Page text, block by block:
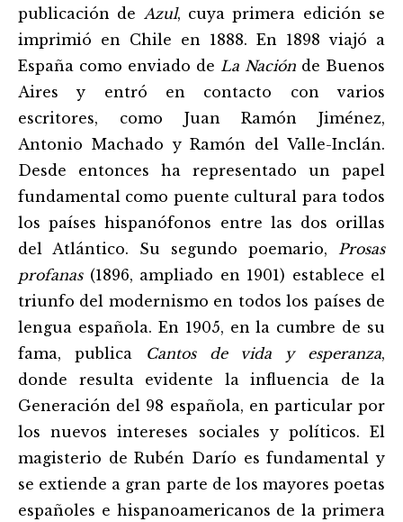
publicación de Azul, cuya primera edición se
imprimió en Chile en 1888. En 1898 viajó a
España como enviado de La Nación de Buenos
Aires y entró en contacto con varios
escritores, como Juan Ramón Jiménez,
Antonio Machado y Ramón del Valle-Inclán.
Desde entonces ha representado un papel
fundamental como puente cultural para todos
los países hispanófonos entre las dos orillas
del Atlántico. Su segundo poemario, Prosas
profanas(1896, ampliado en 1901) establece el
triunfo del modernismo en todos los países de
lengua española. En 1905, en la cumbre de su
fama, publica
Cantos de vida y esperanza,
donde resulta evidente la influencia de la
Generación del 98 española, en particular por
los nuevos intereses sociales y políticos. El
magisterio de Rubén Darío es fundamental y
se extiende a gran parte de los mayores poetas
españoles e hispanoamericanos de la primera